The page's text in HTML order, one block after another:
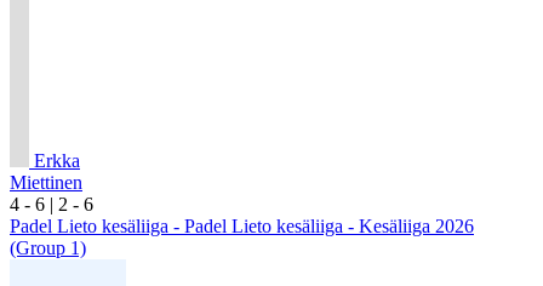
Erkka
Miettinen
4 - 6 | 2 - 6
Padel Lieto kesäliiga - Padel Lieto kesäliiga - Kesäliiga 2026
(Group 1)